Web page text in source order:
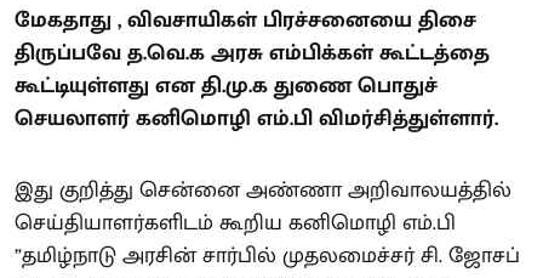
மேகதாது , விவசாயிகள் பிரச்சனையை திசை
திருப்பவே த.வெ.க அரசு எம்பிக்கள் கூட்டத்தை
கூட்டியுள்ளது என தி.மு.க துணை பொதுச்
செயலாளர் கனிமொழி எம்.பி விமர்சித்துள்ளார்.
இது குறித்து சென்னை அண்ணா அறிவாலயத்தில்
செய்தியாளர்களிடம் கூறிய கனிமொழி எம்.பி
”தமிழ்நாடு அரசின் சார்பில் முதலமைச்சர் சி. ஜோசப்